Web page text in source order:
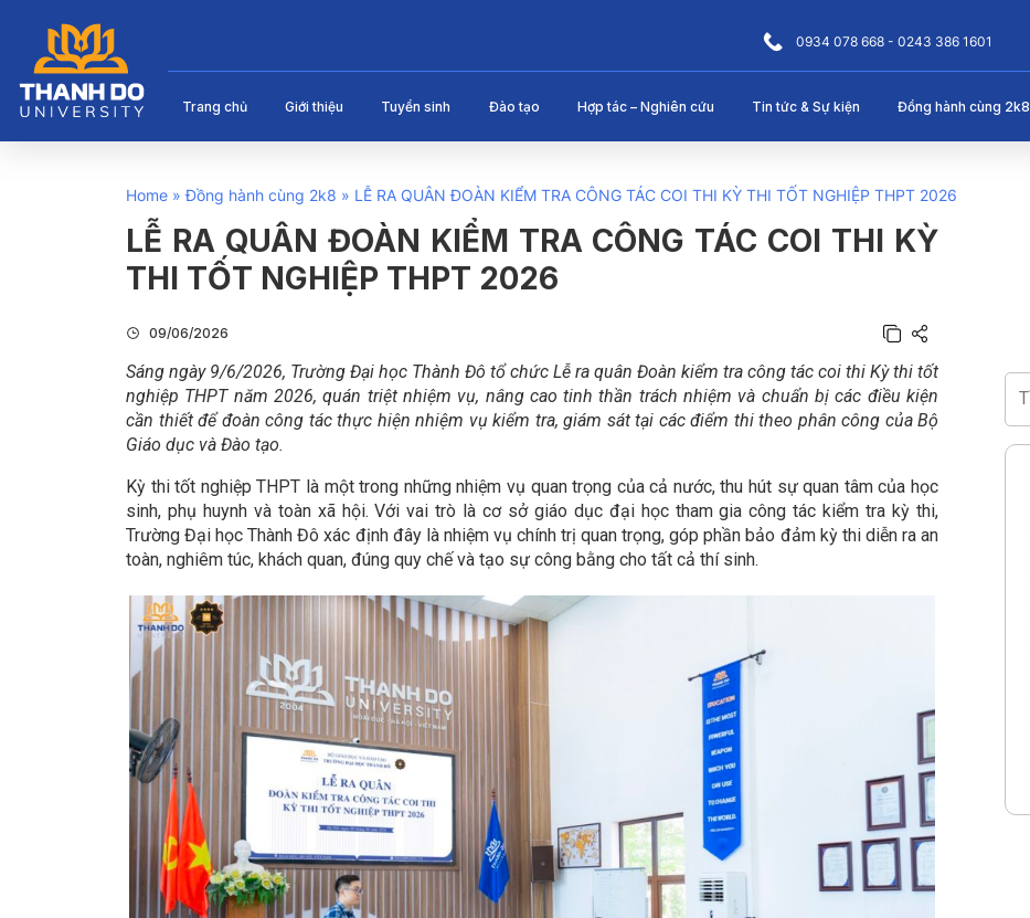
0934 078 668 - 0243 386 1601
Trang chủ Giới thiệu Tuyển sinh Đào tạo Hợp tác – Nghiên cứu Tin tức & Sự kiện Đồng hành cùng 2k8
Home »Đồng hành cùng 2k8 » LỄ RA QUÂN ĐOÀN KIỂM TRA CÔNG TÁC COI THI KỲ THI TỐT NGHIỆP THPT 2026
LỄ RA QUÂN ĐOÀN KIỂM TRA CÔNG TÁC COI THI KỲ
THI TỐT NGHIỆP THPT 2026
09/06/2026
Sáng ngày 9/6/2026, Trường Đại học Thành Đô tổ chức Lễ ra quân Đoàn kiểm tra công tác coi thi Kỳ thi tốt
nghiệp THPT năm 2026, quán triệt nhiệm vụ, nâng cao tinh thần trách nhiệm và chuẩn bị các điều kiện
cần thiết để đoàn công tác thực hiện nhiệm vụ kiểm tra, giám sát tại các điểm thi theo phân công của Bộ
Giáo dục và Đào tạo.
Kỳ thi tốt nghiệp THPT là một trong những nhiệm vụ quan trọng của cả nước, thu hút sự quan tâm của học
sinh, phụ huynh và toàn xã hội. Với vai trò là cơ sở giáo dục đại học tham gia công tác kiểm tra kỳ thi,
Trường Đại học Thành Đô xác định đây là nhiệm vụ chính trị quan trọng, góp phần bảo đảm kỳ thi diễn ra an
toàn, nghiêm túc, khách quan, đúng quy chế và tạo sự công bằng cho tất cả thí sinh.